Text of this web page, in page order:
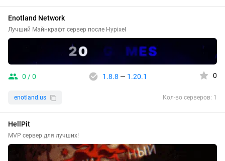
Enotland Network
Лучший Майнкрафт сервер после Hypixel
0 / 0 1.8.8 — 1.20.1 0
enotland.us Кол-во серверов: 1
HellPit
MVP сервер для лучших!